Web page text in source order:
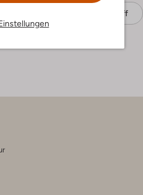
Sweatstoff